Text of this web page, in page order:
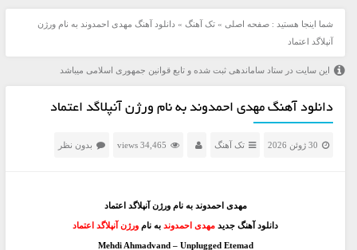
شما اینجا هستید : صفحه اصلی » تک آهنگ » دانلود آهنگ مهدی احمدوند به نام ورژن
آنپلاگد اعتماد
این سایت در ستاد ساماندهی ثبت شده و تابع قوانین جمهوری اسلامی میباشد
دانلود آهنگ مهدی احمدوند به نام ورژن آنپلاگد اعتماد
30 ژوئن 2026 تک آهنگ 34,465 views بدون نظر
مهدی احمدوند به نام ورژن آنپلاگد اعتماد
دانلود آهنگ جدیدمهدی احمدوندبه نام ورژن آنپلاگد اعتماد
Mehdi Ahmadvand – Unplugged Etemad